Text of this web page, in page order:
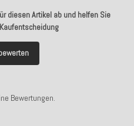
diesen Artikel ab und helfen Sie
Bewertungen.